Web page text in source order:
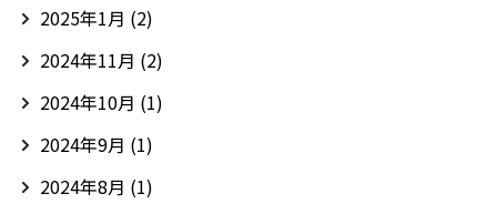
2025年1月 (2)
2024年11月 (2)
2024年10月 (1)
2024年9月 (1)
2024年8月 (1)